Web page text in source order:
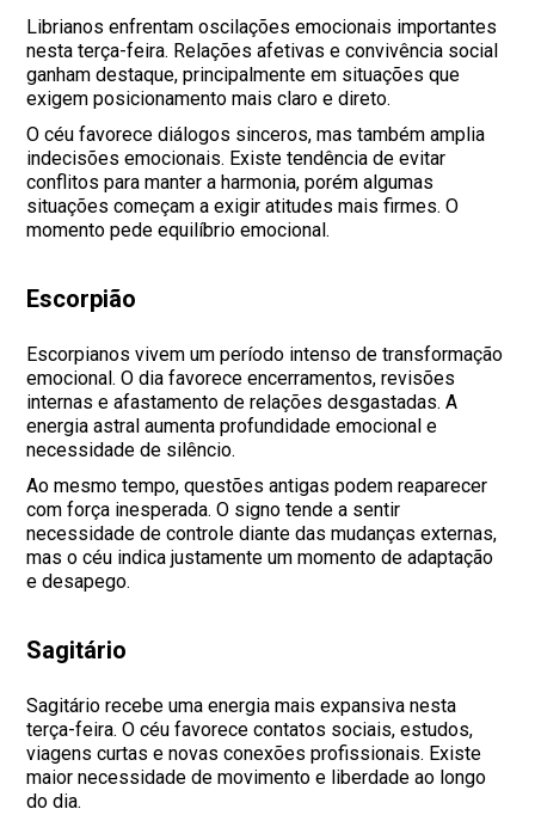
Librianos enfrentam oscilações emocionais importantes
nesta terça-feira. Relações afetivas e convivência social
ganham destaque, principalmente em situações que
exigem posicionamento mais claro e direto.
O céu favorece diálogos sinceros, mas também amplia
indecisões emocionais. Existe tendência de evitar
conflitos para manter a harmonia, porém algumas
situações começam a exigir atitudes mais firmes. O
momento pede equilíbrio emocional.
Escorpião
Escorpianos vivem um período intenso de transformação
emocional. O dia favorece encerramentos, revisões
internas e afastamento de relações desgastadas. A
energia astral aumenta profundidade emocional e
necessidade de silêncio.
Ao mesmo tempo, questões antigas podem reaparecer
com força inesperada. O signo tende a sentir
necessidade de controle diante das mudanças externas,
mas o céu indica justamente um momento de adaptação
e desapego.
Sagitário
Sagitário recebe uma energia mais expansiva nesta
terça-feira. O céu favorece contatos sociais, estudos,
viagens curtas e novas conexões profissionais. Existe
maior necessidade de movimento e liberdade ao longo
do dia.